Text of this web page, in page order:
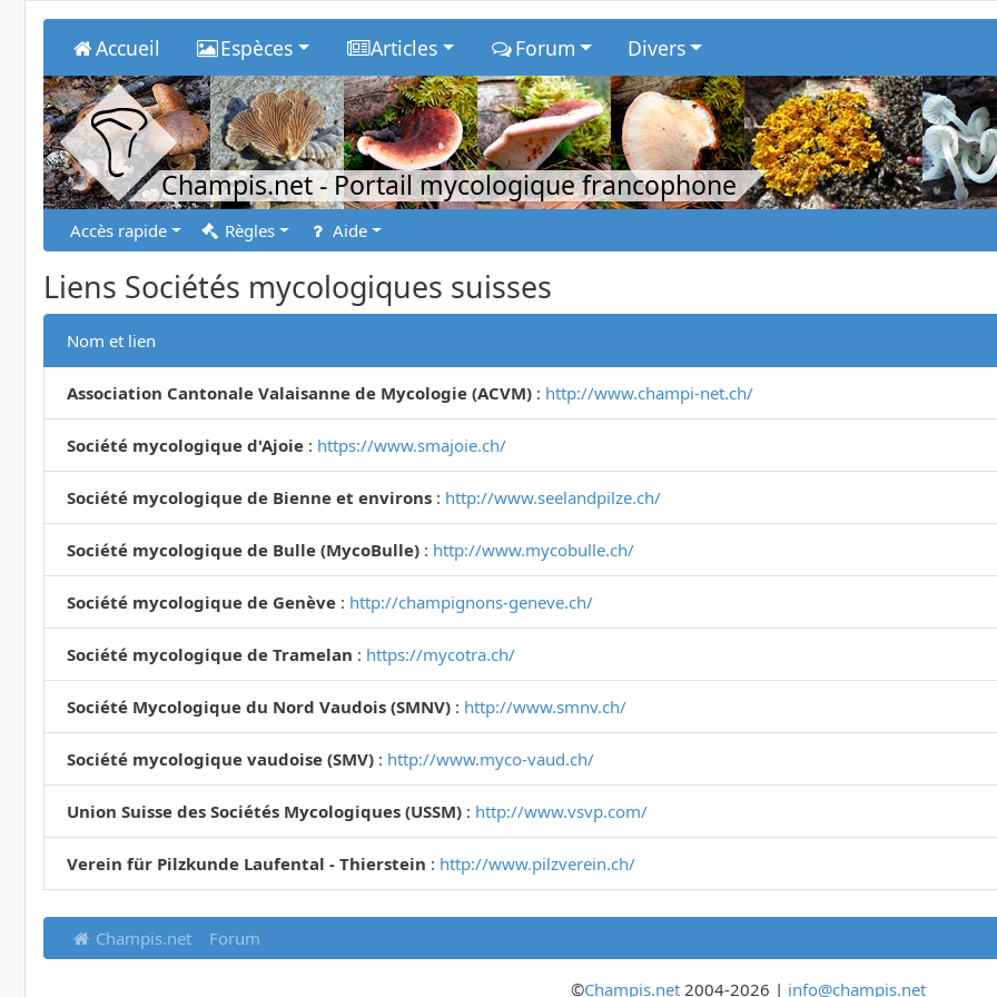
Accueil Espèces Articles Forum Divers
Champis.net- Portail mycologique francophone
Accès rapide Règles Aide
Liens Sociétés mycologiques suisses
Nom et lien
Association Cantonale Valaisanne de Mycologie (ACVM) : http://www.champi-net.ch/
Société mycologique d'Ajoie : https://www.smajoie.ch/
Société mycologique de Bienne et environs : http://www.seelandpilze.ch/
Société mycologique de Bulle (MycoBulle) : http://www.mycobulle.ch/
Société mycologique de Genève : http://champignons-geneve.ch/
Société mycologique de Tramelan : https://mycotra.ch/
Société Mycologique du Nord Vaudois (SMNV) : http://www.smnv.ch/
Société mycologique vaudoise (SMV) : http://www.myco-vaud.ch/
Union Suisse des Sociétés Mycologiques (USSM) : http://www.vsvp.com/
Verein für Pilzkunde Laufental - Thierstein : http://www.pilzverein.ch/
Champis.net Forum
©Champis.net2004-2026 | info@champis.net